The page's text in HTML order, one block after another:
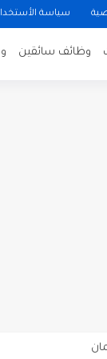
سياسة
وظائف سائقين